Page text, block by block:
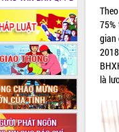
gian
là